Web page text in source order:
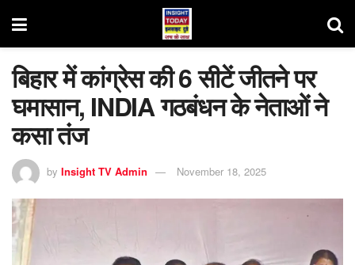
बिहार में कांग्रेस की 6 सीटें जीतने पर
घमासान, INDIA गठबंधन के नेताओं ने
कसा तंज
by Insight TV Admin November 18, 2025